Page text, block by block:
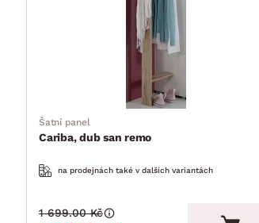
Šatní panel
Cariba, dub san remo
na prodejnách také v dalších variantách
1 699.00 Kč